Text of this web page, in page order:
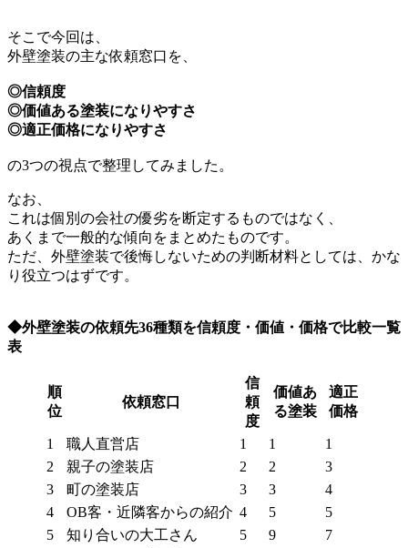
そこで今回は、
外壁塗装の主な依頼窓口を、
◎信頼度
◎価値ある塗装になりやすさ
◎適正価格になりやすさ
の3つの視点で整理してみました。
なお、
これは個別の会社の優劣を断定するものではなく、
あくまで一般的な傾向をまとめたものです。
ただ、外壁塗装で後悔しないための判断材料としては、かな
り役立つはずです。
◆外壁塗装の依頼先36種類を信頼度・価値・価格で比較一覧
表
順
位
依頼窓口
信
頼
度
価値あ
る塗装
適正
価格
1 職人直営店 1 1
1
2
親子の塗装店 2 2
3
3
町の塗装店 3 3
4
4
OB客・近隣客からの紹介 4 5
5
5
知り合いの大工さん 5 9 7